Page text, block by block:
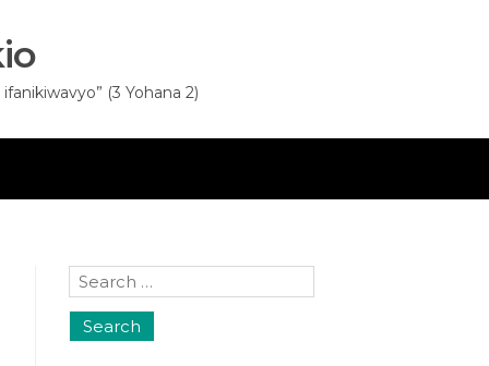
(3 Yohana 2)
Search